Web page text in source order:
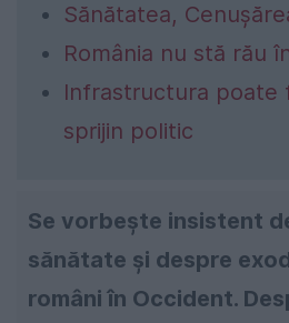
Sănătatea,
România nu stă rău
Infrastructura poate
sprijin politic
Se vorbește insistent
sănătate și despre
români în Occident.